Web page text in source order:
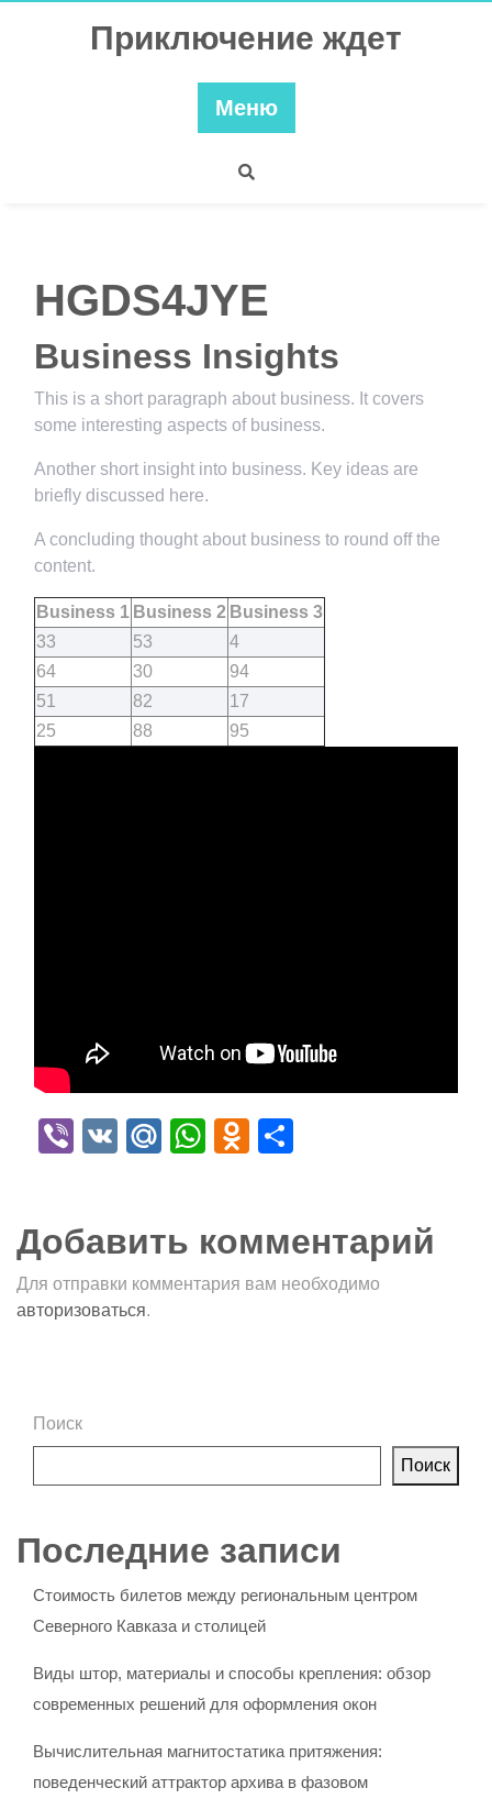
Приключение ждет
Меню
HGDS4JYE
Business Insights
This is a short paragraph about business. It covers
some interesting aspects of business.
Another short insight into business. Key ideas are
briefly discussed here.
A concluding thought about business to round off the
content.
Business 1 Business 2 Business 3
33
53
4
64
30
94
51
82
17
25
88 95
Viber
VK Mail.Ru
WhatsApp
Odnoklassniki
Добавить комментарий
Для отправки комментария вам необходимо
авторизоваться.
Поиск
Поиск
Последние записи
Стоимость билетов между региональным центром
Северного Кавказа и столицей
Виды штор, материалы и способы крепления: обзор
современных решений для оформления окон
Вычислительная магнитостатика притяжения:
поведенческий аттрактор архива в фазовом